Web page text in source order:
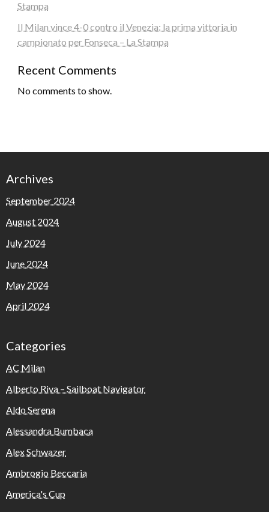
Stampa
Il Milan vince 4-0 contro il Venezia: la prima vittoria in
campionato per Fonseca – La Stampa
Recent Comments
No comments to show.
Archives
September 2024
August 2024
July 2024
June 2024
May 2024
April 2024
Categories
AC Milan
Alberto Riva – Sailboat Navigator
Aldo Serena
Alessandra Bumbaca
Alex Schwazer
Ambrogio Beccaria
America's Cup